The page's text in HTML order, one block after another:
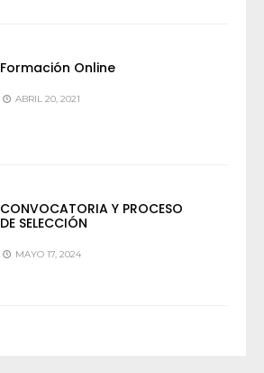
Formación Online
ABRIL 20, 2021
CONVOCATORIA Y PROCESO
DE SELECCIÓN
MAYO 17, 2024